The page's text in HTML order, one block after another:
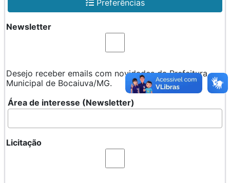
Preferências
Newsletter
Desejo receber emails com novidades da Prefeitura
Municipal de Bocaiuva/MG.
Área de interesse (Newsletter)
Licitação